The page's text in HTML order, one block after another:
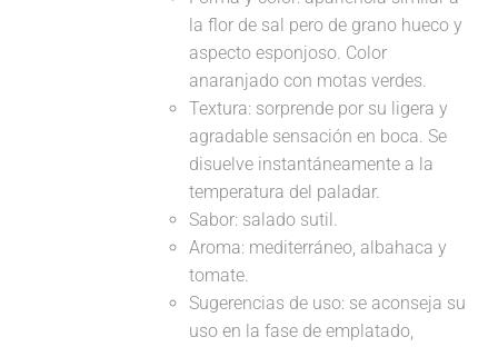
la flor de sal pero de grano hueco y
aspecto esponjoso. Color
anaranjado con motas verdes.
Textura: sorprende por su ligera y
agradable sensación en boca. Se
disuelve instantáneamente a la
temperatura del paladar.
Sabor: salado sutil.
Aroma: mediterráneo, albahaca y
tomate.
Sugerencias de uso: se aconseja su
uso en la fase de emplatado,